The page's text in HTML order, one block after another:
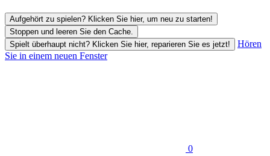
Aufgehört zu spielen? Klicken Sie hier, um neu zu starten!
Stoppen und leeren Sie den Cache.
Spielt überhaupt nicht? Klicken Sie hier, reparieren Sie es jetzt!
Hören
Sie in einem neuen Fenster
0